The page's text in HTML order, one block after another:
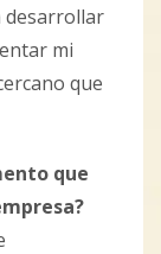
desarrollar
mi
que
que